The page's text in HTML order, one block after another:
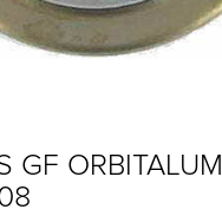
GF ORBITALUM